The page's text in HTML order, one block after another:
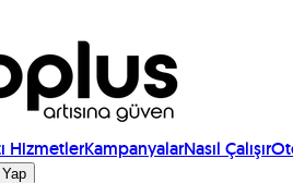
HizmetlerKampanyalarNasıl Çalışır